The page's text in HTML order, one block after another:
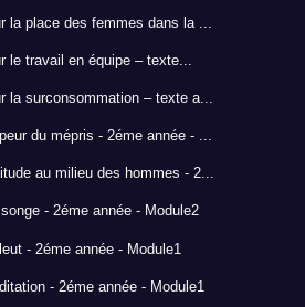
la place des femmes dans la ...
le travail en équipe – texte...
la surconsommation – texte a...
du mépris - 2éme année - ...
au milieu des hommes - 2...
- 2éme année - Module2
- 2éme année - Module1
- 2éme année - Module1